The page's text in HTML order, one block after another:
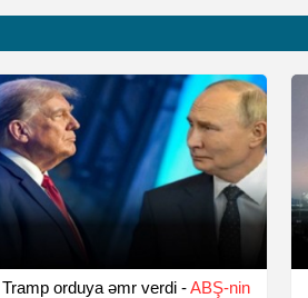
Tramp orduya əmr verdi -ABŞ-nin